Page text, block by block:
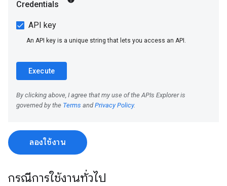
ลองใช้งาน
กรณีการใช้งานทั่วไป